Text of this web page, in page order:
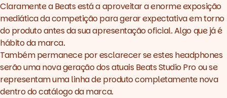
Claramente a Beats está a aproveitar a enorme exposição
mediática da competição para gerar expectativa em torno
do produto antes da sua apresentação oficial. Algo que já é
hábito da marca.
Também permanece por esclarecer se estes headphones
serão uma nova geração dos atuais Beats Studio Pro ou se
representam uma linha de produto completamente nova
dentro do catálogo da marca.